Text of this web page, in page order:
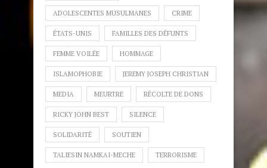
ADOLESCENTES MUSULMANES CRIME
ÉTATS-UNIS FAMILLES DES DÉFUNTS
FEMME VOILÉE HOMMAGE
ISLAMOPHOBIE JEREMY JOSEPH CHRISTIAN
MEDIA MEURTRE RÉCOLTE DE DONS
RICKY JOHN BEST SILENCE
SOLIDARITÉ SOUTIEN
TALIESIN NAMKAI-MECHE TERRORISME